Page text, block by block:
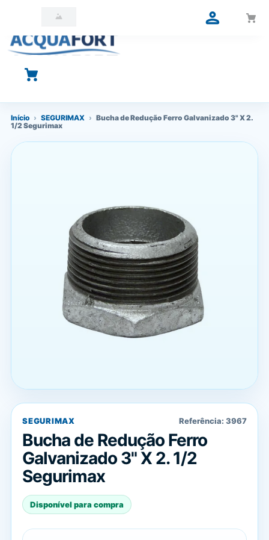
O que você está procurando?
Início › SEGURIMAX › Bucha de Redução Ferro Galvanizado 3" X 2.
1/2 Segurimax
SEGURIMAX Referência: 3967
Bucha de Redução Ferro
Galvanizado 3" X 2. 1/2
Segurimax
Disponível para compra